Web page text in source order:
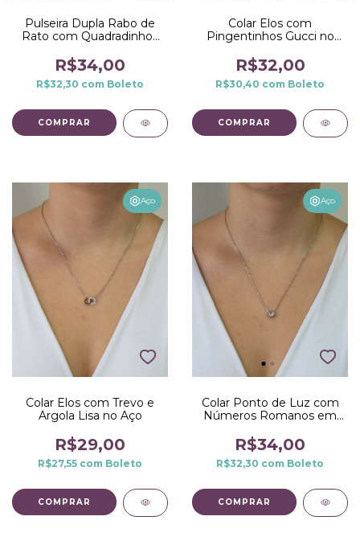
Pulseira Dupla Rabo de
Rato com Quadradinhos
R$34,00
R$32,30 com Boleto
Colar Elos com
Pingentinhos Gucci no
R$32,00
R$30,40 com Boleto
Aço
Colar Elos com Trevo e
Argola Lisa no Aço
R$29,00
R$27,55 com Boleto
Aço
Colar Ponto de Luz com
Números Romanos em
R$34,00
R$32,30 com Boleto